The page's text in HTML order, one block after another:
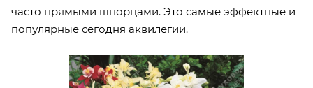
часто прямыми шпорцами. Это самые эффектные и
популярные сегодня аквилегии.